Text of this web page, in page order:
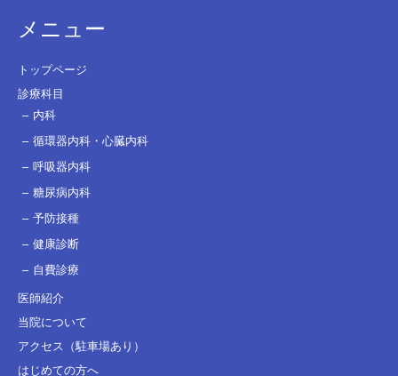
メニュー
トップページ
診療科目
内科
循環器内科・心臓内科
呼吸器内科
糖尿病内科
予防接種
健康診断
自費診療
医師紹介
当院について
アクセス（駐車場あり）
はじめての方へ